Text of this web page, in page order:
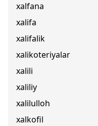
xalfana
xalifa
xalifalik
xalikoteriyalar
xalili
xaliliy
xalilulloh
xalkofil